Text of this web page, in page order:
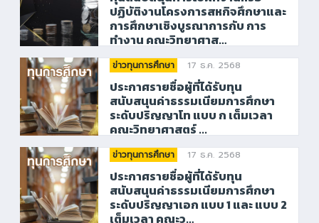
ปฏิบัติงานโครงการสหกิจศึกษาและ
การศึกษาเชิงบูรณาการกับ การ
ทำงาน คณะวิทยาศาส…
ข่าวทุนการศึกษา 17 ธ.ค. 2568
ประกาศรายชื่อผู้ที่ได้รับทุน
สนับสนุนค่าธรรมเนียมการศึกษา
ระดับปริญญาโท แบบ ก เต็มเวลา
คณะวิทยาศาสตร์ ...
ข่าวทุนการศึกษา 17 ธ.ค. 2568
ประกาศรายชื่อผู้ที่ได้รับทุน
สนับสนุนค่าธรรมเนียมการศึกษา
ระดับปริญญาเอก แบบ 1 และ แบบ 2
เต็มเวลา คณะว…